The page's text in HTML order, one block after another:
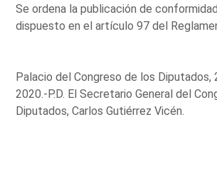
Se ordena la publicación de
dispuesto en el artículo 97 del
Palacio del Congreso de los Diputados,
2020.-P.D. El Secretario General del
Diputados, Carlos Gutiérrez Vicén.